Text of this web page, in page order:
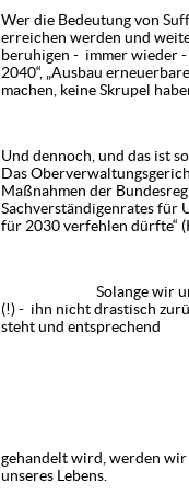
Wer die Bedeutung von
erreichen werden und
beruhigen - immer wieder -
2040“, „Ausbau
machen, keine Skrupel
Und dennoch, und das ist
Das
Maßnahmen der
Sachverständigenrates für
für 2030 verfehlen dürfte“
Solange wir unseren
(!) - ihn nicht drastisch
steht und entsprechend
-
gehandelt wird, werden
unseres Lebens.